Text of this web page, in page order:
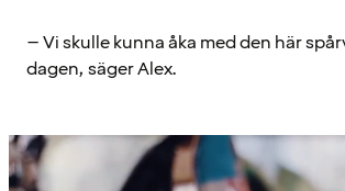
– Vi skulle kunna åka med den här
dagen, säger Alex.